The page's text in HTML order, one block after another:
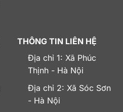
THÔNG TIN LIÊN HỆ
Địa chỉ 1: Xã Phúc
Thịnh - Hà Nội
Địa chỉ 2: Xã Sóc Sơn
- Hà Nội